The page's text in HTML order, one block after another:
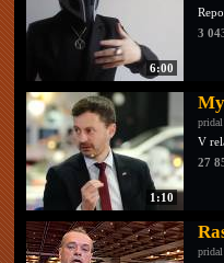
6:00
3
1:10
pridal
V
27
pridal